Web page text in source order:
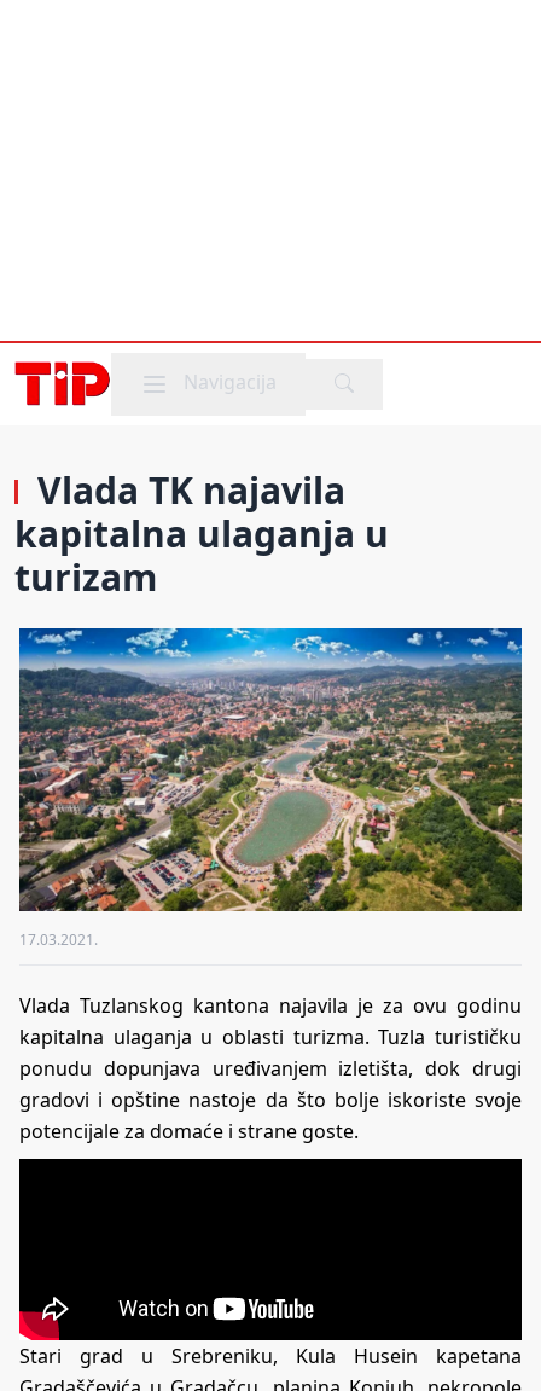
Mobile menu
Navigacija
Vlada TK najavila
kapitalna ulaganja u
turizam
17.03.2021.
Vlada Tuzlanskog kantona najavila je za ovu godinu
kapitalna ulaganja u oblasti turizma. Tuzla turističku
ponudu dopunjava uređivanjem izletišta, dok drugi
gradovi i opštine nastoje da što bolje iskoriste svoje
potencijale za domaće i strane goste.
Stari grad u Srebreniku, Kula Husein kapetana